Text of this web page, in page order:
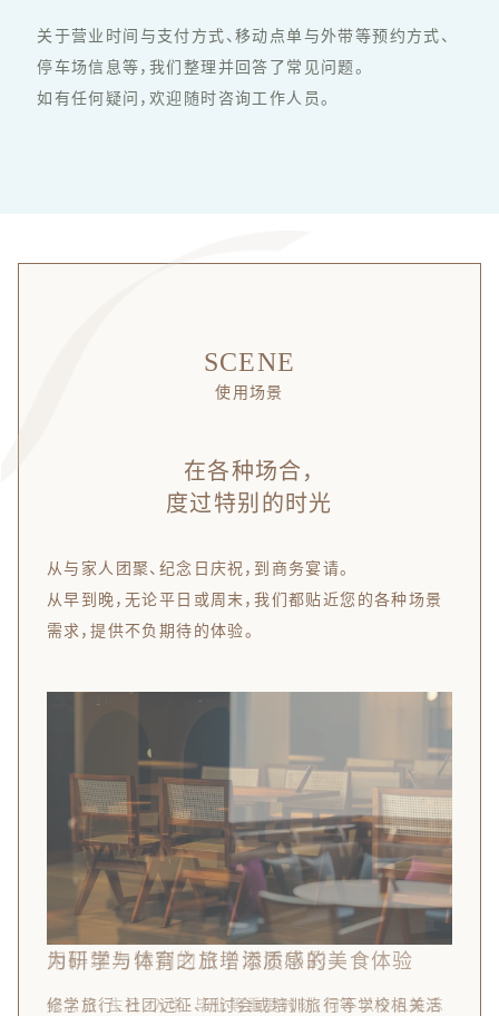
关于营业时间与支付方式、移动点单与外带等预约方式、
停车场信息等， 我们整理并回答了常见问题。
如有任何疑问，欢迎随时咨询工作人员。
SCENE
使用场景
在各种场合，
度过特别的时光
从与家人团聚、纪念日庆祝，到商务宴请。
从早到晚，无论平日或周末，我们都贴近您的各种场景
需求，提供不负期待的体验。
用料理为特别的日子增添华彩
纪念日、生日、入学・毕业等重要时刻，何不以令人难忘